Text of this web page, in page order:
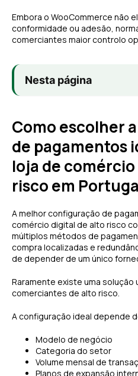
Embora o WooCommerce não
conformidade ou adesão,
comerciantes maior controlo
Nesta página
Como escolher
de pagamentos
loja de
risco em
A melhor configuração de
comércio digital de alto risco
múltiplos métodos de
compra localizadas e
de depender de um único
Raramente existe uma solução
comerciantes de alto risco.
A configuração ideal depende
Modelo de negócio
Categoria do setor
Volume mensal de
Planos de expansão